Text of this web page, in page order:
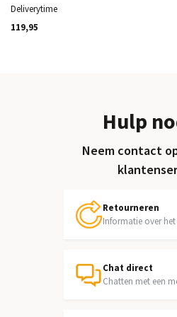
Deliverytime
119,95
Hulp
Neem contact
Retourneren
Informatie over
Chat direct
Chatten met een